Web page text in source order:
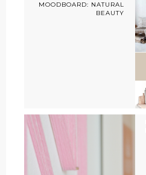
MOODBOARD: NATURAL
BEAUTY